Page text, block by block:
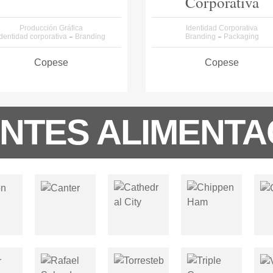
Producción Gráfica
corporativa
Branding
Copese
Identidad Corporativa
Branding
Packaging
Copese